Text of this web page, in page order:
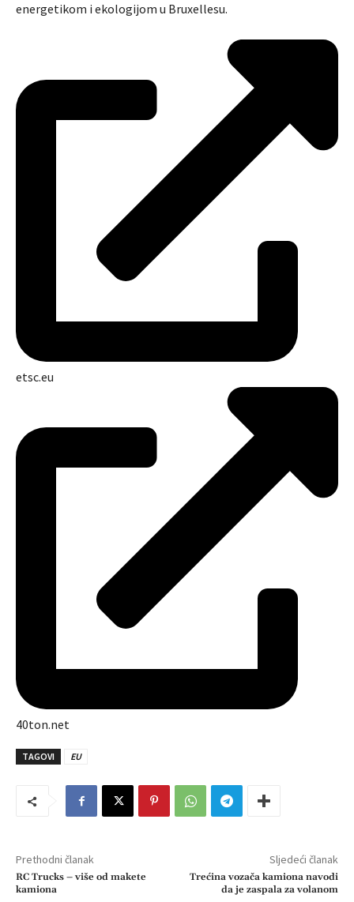
energetikom i ekologijom u Bruxellesu.
etsc.eu
40ton.net
TAGOVI EU
Prethodni članak
RC Trucks – više od makete
kamiona
Sljedeći članak
Trećina vozača kamiona navodi
da je zaspala za volanom